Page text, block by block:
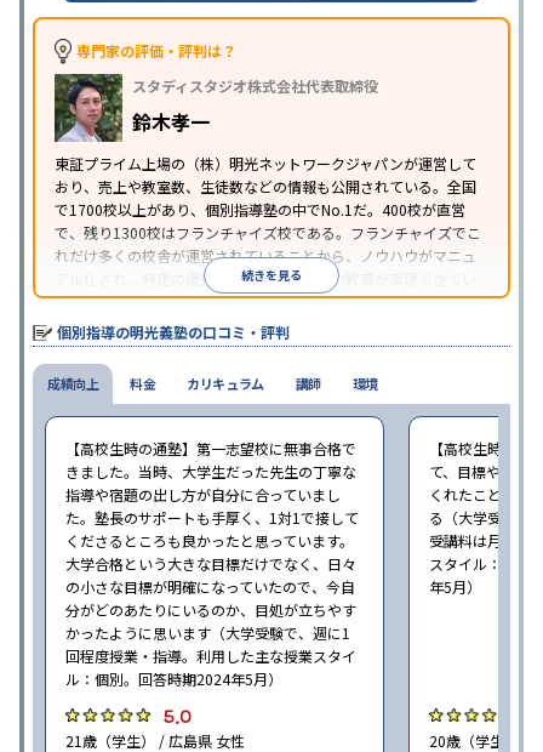
特徴
中高一貫校生に対応
の振替可能 不登校生に対応
を利用オンライン対応1科目から受講可能
習のみの受講可
り
※2023年3月調査。小学校高学年の個別指導塾アンケート調査方法を参
専門家の評価・評判は？
スタディスタジオ株式会社代表取締役
鈴木孝一
東証プライム上場の（株）明光ネットワークジャパンが運営して
おり、売上や教室数、生徒数などの情報も公開されている。全国
で1700校以上があり、個別指導塾の中でNo.1だ。400校が直営
で、残り1300校はフランチャイズ校である。フランチャイズでこ
れだけ多くの校舎が運営されていることから、ノウハウがマニュ
アル化され、特定の優秀な人材に依存しない教育が実現できてい
ることが推測される。
続きを見る
個別指導の明光義塾の口コミ・評判
成績向上
【高校生時の通塾】第一志望校に無事合格で
きました。当時、大学生だった先生の丁寧な
指導や宿題の出し方が自分に合っていまし
た。塾長のサポートも手厚く、1対1で接して
くださるところも良かったと思っています。
大学合格という大きな目標だけでなく、日々
の小さな目標が明確になっていたので、今自
分がどのあたりにいるのか、目処が立ちやす
かったように思います（大学受験で、週に1
回程度授業・指導。利用した主な授業スタイ
ル：個別。回答時期2024年5月）
5.0
21歳（学生） / 広島県 女性
【高校生時の通
て、目標や勉強
くれたことが、
る（大学受験で
受講料は月
スタイル：個別
年5月）
20歳（学生） /
料金 カリキュラム 講師 環境